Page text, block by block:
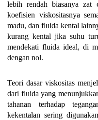
lebih rendah biasanya zat
koefisien viskositasnya
madu, dan fluida kental
kurang kental jika suhu
mendekati fluida ideal, di
dengan nol.
Teori dasar viskositas
dari fluida yang
tahanan terhadap
kekentalan sering